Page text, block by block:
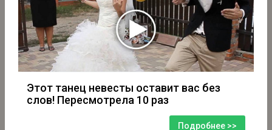
Этот танец невесты оставит вас без
слов! Пересмотрела 10 раз
Подробнее >>